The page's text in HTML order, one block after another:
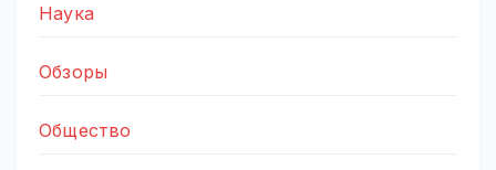
Наука
Обзоры
Общество